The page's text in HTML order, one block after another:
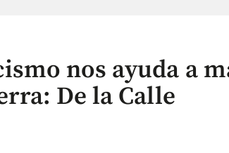
nos ayuda a
De la Calle